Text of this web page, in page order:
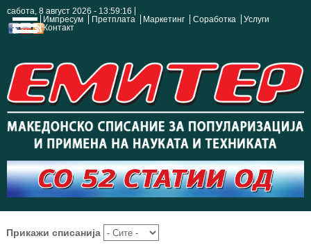
сабота, 8 август 2026 - 13:59:17
Импресум
Претплата Маркетинг Соработка
Услуги
Контакт
Прикажи списанија